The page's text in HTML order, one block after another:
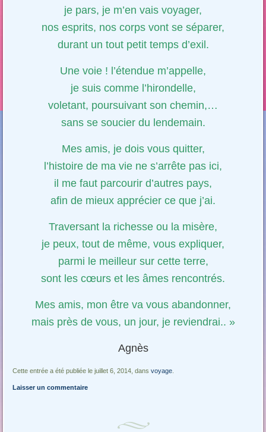
je pars, je m’en vais voyager,
nos esprits, nos corps vont se séparer,
durant un tout petit temps d’exil.
Une voie ! l’étendue m’appelle,
je suis comme l’hirondelle,
voletant, poursuivant son chemin,…
sans se soucier du lendemain.
Mes amis, je dois vous quitter,
l’histoire de ma vie ne s’arrête pas ici,
il me faut parcourir d’autres pays,
afin de mieux apprécier ce que j’ai.
Traversant la richesse ou la misère,
je peux, tout de même, vous expliquer,
parmi le meilleur sur cette terre,
sont les cœurs et les âmes rencontrés.
Mes amis, mon être va vous abandonner,
mais près de vous, un jour, je reviendrai.. »
Agnès
Cette entrée a été publiée le juillet 6, 2014, dansvoyage
Laisser un commentaire